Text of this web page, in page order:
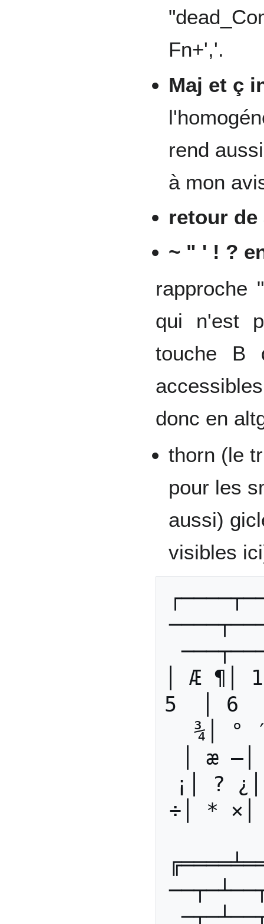
Fn+','.
Maj et ç
rend
à mon
retour de
~ " ' ! ?
rapproche
qui n'est
touche B
donc en
thorn (le
pour les
aussi)
visibles
│ Æ ¶│
5  │ 6
¾│ °
│ æ
¡│ ?
÷│ * ×│